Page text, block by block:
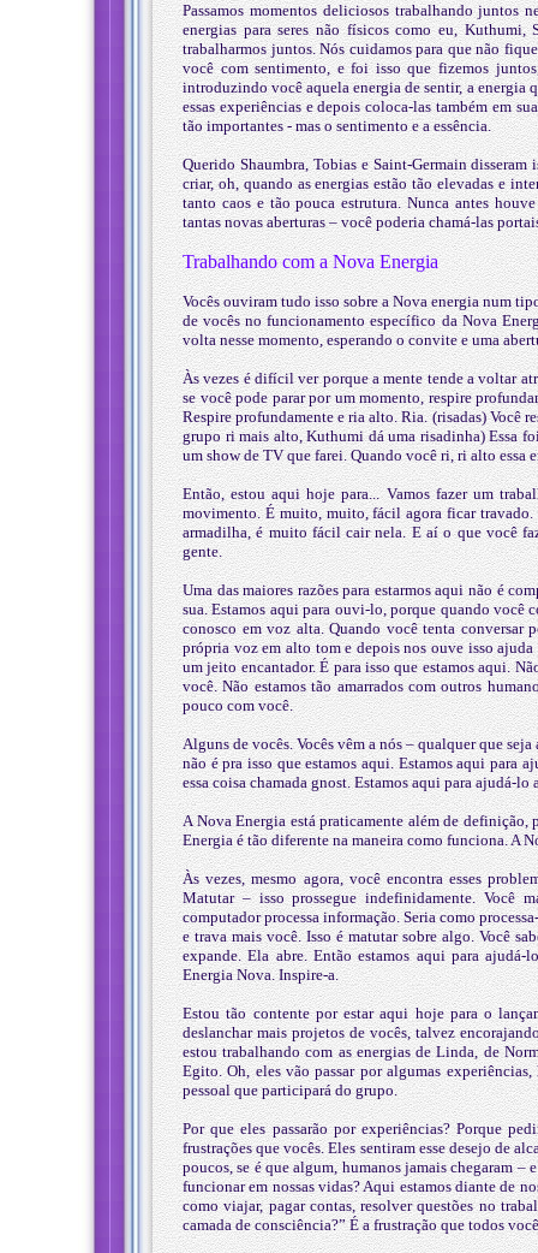
Passamos momentos deliciosos trabalhando juntos
energias para seres não físicos como eu, Kuthumi,
trabalharmos juntos. Nós cuidamos para que não
você com sentimento, e foi isso que fizemos
introduzindo você aquela energia de sentir, a energia
essas experiências e depois coloca-las também em
tão importantes - mas o sentimento e a essência.
Querido Shaumbra, Tobias e Saint-Germain
criar, oh, quando as energias estão tão elevadas e
tanto caos e tão pouca estrutura. Nunca antes
tantas novas aberturas – você poderia chamá-las
Trabalhando com a Nova Energia
Vocês ouviram tudo isso sobre a Nova energia num
de vocês no funcionamento específico da Nova
volta nesse momento, esperando o convite e uma
Às vezes é difícil ver porque a mente tende a voltar
se você pode parar por um momento, respire
Respire profundamente e ria alto. Ria. (risadas) Você
grupo ri mais alto, Kuthumi dá uma risadinha) Essa
um show de TV que farei. Quando você ri, ri alto
Então, estou aqui hoje para... Vamos fazer um
movimento. É muito, muito, fácil agora ficar
armadilha, é muito fácil cair nela. E aí o que você
gente.
Uma das maiores razões para estarmos aqui não é
sua. Estamos aqui para ouvi-lo, porque quando você
conosco em voz alta. Quando você tenta conversar
própria voz em alto tom e depois nos ouve isso
um jeito encantador. É para isso que estamos aqui.
você. Não estamos tão amarrados com outros
pouco com você.
Alguns de vocês. Vocês vêm a nós – qualquer que
não é pra isso que estamos aqui. Estamos aqui para
essa coisa chamada gnost. Estamos aqui para ajudá-
A Nova Energia está praticamente além de
Energia é tão diferente na maneira como funciona. A
Às vezes, mesmo agora, você encontra esses
Matutar – isso prossegue indefinidamente. Você
computador processa informação. Seria como
e trava mais você. Isso é matutar sobre algo. Você
expande. Ela abre. Então estamos aqui para
Energia Nova. Inspire-a.
Estou tão contente por estar aqui hoje para o
deslanchar mais projetos de vocês, talvez
estou trabalhando com as energias de Linda, de
Egito. Oh, eles vão passar por algumas
pessoal que participará do grupo.
Por que eles passarão por experiências? Porque
frustrações que vocês. Eles sentiram esse desejo de
poucos, se é que algum, humanos jamais chegaram
funcionar em nossas vidas? Aqui estamos diante de
como viajar, pagar contas, resolver questões no
camada de consciência?” É a frustração que todos